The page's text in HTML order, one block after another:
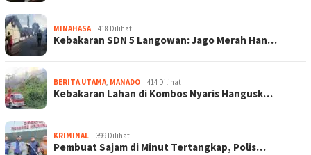
MINAHASA 418 Dilihat
Kebakaran SDN 5 Langowan: Jago Merah Han…
BERITA UTAMA MANADO 414 Dilihat
Kebakaran Lahan di Kombos Nyaris Hangusk…
KRIMINAL 399 Dilihat
Pembuat Sajam di Minut Tertangkap, Polis…